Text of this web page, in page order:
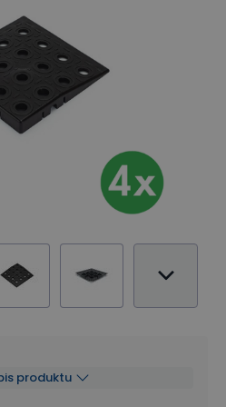
produktu